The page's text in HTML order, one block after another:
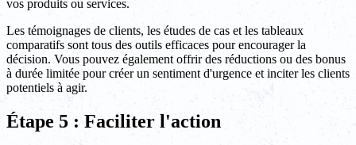
vos produits ou services.
Les témoignages de clients, les études de cas et les tableaux
comparatifs sont tous des outils efficaces pour encourager la
décision. Vous pouvez également offrir des réductions ou des bonus
à durée limitée pour créer un sentiment d'urgence et inciter les clients
potentiels à agir.
Étape 5 : Faciliter l'action